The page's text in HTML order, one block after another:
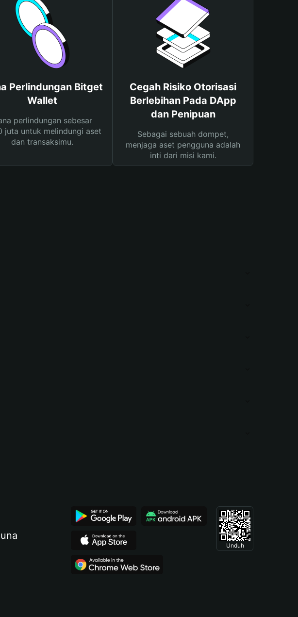
Perlindungan Bitget
Wallet
perlindungan sebesar
juta untuk melindungi aset
dan transaksimu.
Cegah Risiko Otorisasi
Berlebihan Pada DApp
dan Penipuan
Sebagai sebuah dompet,
menjaga aset pengguna adalah
inti dari misi kami.
Unduh